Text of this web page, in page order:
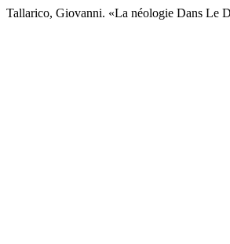
Tallarico, Giovanni. «La néologie Dans Le